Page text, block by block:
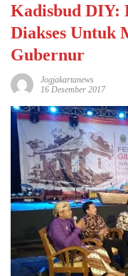
Kadisbud DIY:
Diakses Untuk
Gubernur
Jogjakartanews
16 Desember 2017